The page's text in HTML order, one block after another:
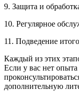
9. Защита и
10. Регулярное
11. Подведение
Каждый из этих
Если у вас нет опыта
дополнительную